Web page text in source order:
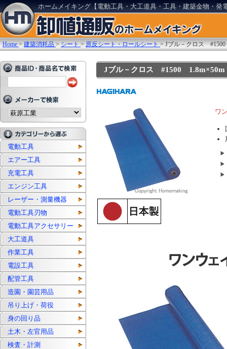
ホームメイキング【電動工具・大工道具・工具・建築金物・発
Home >建築消耗品 >シート >原反シート・ロールシート >Jブル－クロス
電動工具
エアー工具
充電工具
エンジン工具
レーザー・測量機器
電動工具刃物
電動工具アクセサリー
大工道具
作業工具
電設工具
配管工具
造園・園芸用品
吊り上げ・荷役
身の回り品
土木・左官用品
検査・計測
Jブル－クロス #1500
ワ